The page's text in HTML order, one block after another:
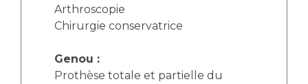
Arthroscopie
Chirurgie conservatrice
Genou :
Prothèse totale et partielle du